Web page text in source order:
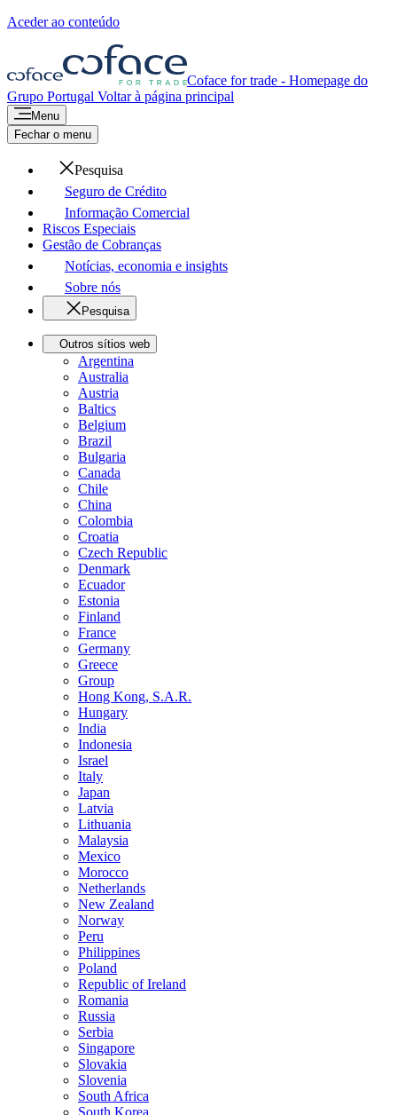
Aceder ao conteúdo
Coface for trade - Homepage do
Grupo Portugal Voltar à página principal
Menu
Fechar o menu
Pesquisa
Seguro de Crédito
Informação Comercial
Riscos Especiais
Gestão de Cobranças
Notícias, economia e insights
Sobre nós
Pesquisa
Outros sítios web
Argentina
Australia
Austria
Baltics
Belgium
Brazil
Bulgaria
Canada
Chile
China
Colombia
Croatia
Czech Republic
Denmark
Ecuador
Estonia
Finland
France
Germany
Greece
Group
Hong Kong, S.A.R.
Hungary
India
Indonesia
Israel
Italy
Japan
Latvia
Lithuania
Malaysia
Mexico
Morocco
Netherlands
New Zealand
Norway
Peru
Philippines
Poland
Republic of Ireland
Romania
Russia
Serbia
Singapore
Slovakia
Slovenia
South Africa
South Korea